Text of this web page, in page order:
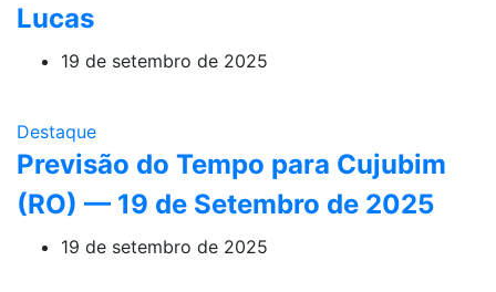
Lucas
19 de setembro de 2025
Destaque
Previsão do Tempo para Cujubim
(RO) — 19 de Setembro de 2025
19 de setembro de 2025